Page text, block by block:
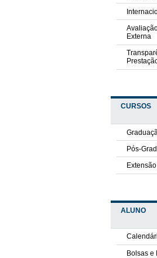
Externa
CURSOS
Pós-
Extensão
ALUNO
Bolsas e